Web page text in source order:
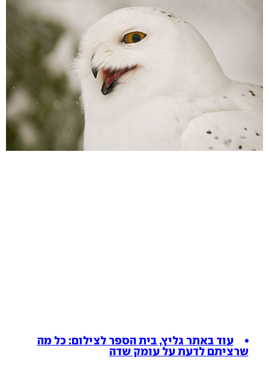
עוד באתר גליץ, בית הספר לצילום: כל מה
שרציתם לדעת על עומק שדה